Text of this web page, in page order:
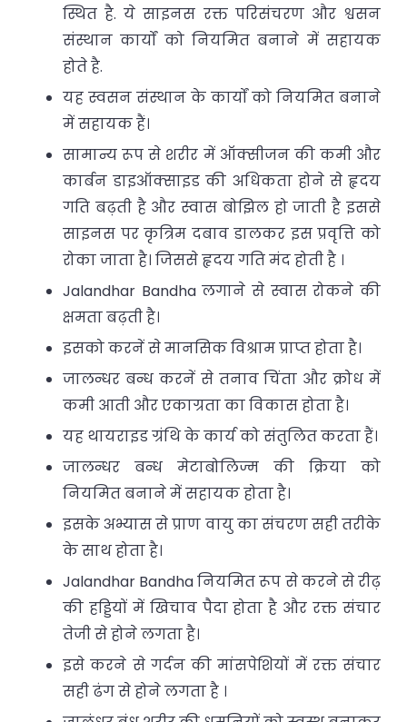
स्थित है. ये साइनस रक्त परिसंचरण और श्वसन
संस्थान कार्यों को नियमित बनाने में सहायक
होते है.
यह स्वसन संस्थान के कार्यों को नियमित बनाने
में सहायक हैं।
सामान्य रूप से शरीर में ऑक्सीजन की कमी और
कार्बन डाइऑक्साइड की अधिकता होने से हृदय
गति बढ़ती है और स्वास बोझिल हो जाती है इससे
साइनस पर कृत्रिम दबाव डालकर इस प्रवृत्ति को
रोका जाता है। जिससे हृदय गति मंद होती है ।
Jalandhar Bandha लगाने से स्वास रोकने की
क्षमता बढ़ती है।
इसको करनें से मानसिक विश्राम प्राप्त होता है।
जालन्धर बन्ध करनें से तनाव चिंता और क्रोध में
कमी आती और एकाग्रता का विकास होता है।
यह थायराइड ग्रंथि के कार्य को संतुलित करता हैं।
जालन्धर बन्ध मेटाबोलिज्म की क्रिया को
नियमित बनाने में सहायक होता है।
इसके अभ्यास से प्राण वायु का संचरण सही तरीके
के साथ होता है।
Jalandhar Bandha नियमित रूप से करने से रीढ़
की हड्डियों में खिचाव पैदा होता है और रक्त संचार
तेजी से होने लगता है।
इसे करने से गर्दन की मांसपेशियों में रक्त संचार
सही ढंग से होने लगता है ।